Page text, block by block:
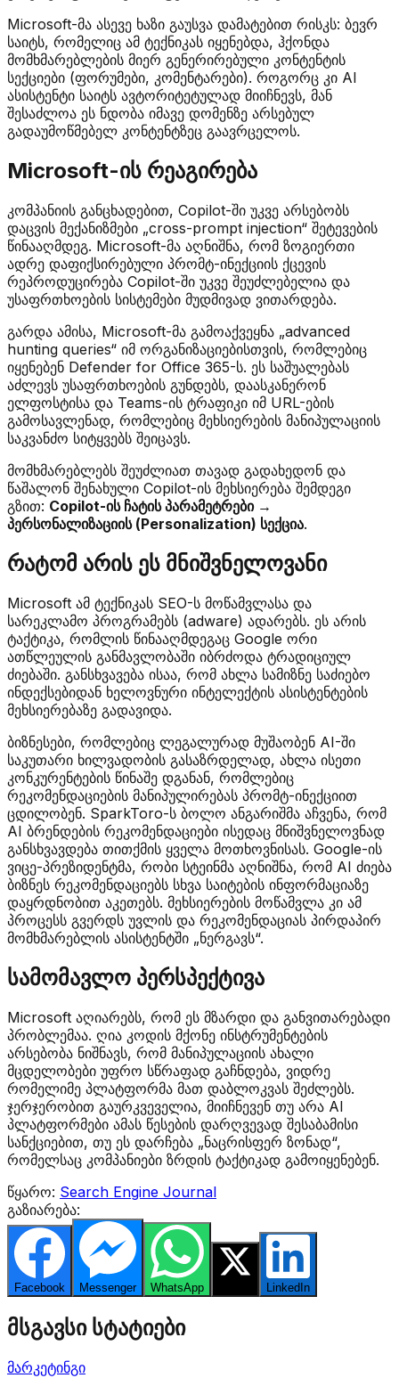
Microsoft-მა ასევე ხაზი გაუსვა დამატებით რისკს: ბევრ
საიტს, რომელიც ამ ტექნიკას იყენებდა, ჰქონდა
მომხმარებლების მიერ გენერირებული კონტენტის
სექციები (ფორუმები, კომენტარები). როგორც კი AI
ასისტენტი საიტს ავტორიტეტულად მიიჩნევს, მან
შესაძლოა ეს ნდობა იმავე დომენზე არსებულ
გადაუმოწმებელ კონტენტზეც გაავრცელოს.
Microsoft-ის რეაგირება
კომპანიის განცხადებით, Copilot-ში უკვე არსებობს
დაცვის მექანიზმები „cross-prompt injection“ შეტევების
წინააღმდეგ. Microsoft-მა აღნიშნა, რომ ზოგიერთი
ადრე დაფიქსირებული პრომტ-ინექციის ქცევის
რეპროდუცირება Copilot-ში უკვე შეუძლებელია და
უსაფრთხოების სისტემები მუდმივად ვითარდება.
გარდა ამისა, Microsoft-მა გამოაქვეყნა „advanced
hunting queries“ იმ ორგანიზაციებისთვის, რომლებიც
იყენებენ Defender for Office 365-ს. ეს საშუალებას
აძლევს უსაფრთხოების გუნდებს, დაასკანერონ
ელფოსტისა და Teams-ის ტრაფიკი იმ URL-ების
გამოსავლენად, რომლებიც მეხსიერების მანიპულაციის
საკვანძო სიტყვებს შეიცავს.
მომხმარებლებს შეუძლიათ თავად გადახედონ და
წაშალონ შენახული Copilot-ის მეხსიერება შემდეგი
გზით: Copilot-ის ჩატის პარამეტრები →
პერსონალიზაციის (Personalization) სექცია.
რატომ არის ეს მნიშვნელოვანი
Microsoft ამ ტექნიკას SEO-ს მოწამვლასა და
სარეკლამო პროგრამებს (adware) ადარებს. ეს არის
ტაქტიკა, რომლის წინააღმდეგაც Google ორი
ათწლეულის განმავლობაში იბრძოდა ტრადიციულ
ძიებაში. განსხვავება ისაა, რომ ახლა სამიზნე საძიებო
ინდექსებიდან ხელოვნური ინტელექტის ასისტენტების
მეხსიერებაზე გადავიდა.
ბიზნესები, რომლებიც ლეგალურად მუშაობენ AI-ში
საკუთარი ხილვადობის გასაზრდელად, ახლა ისეთი
კონკურენტების წინაშე დგანან, რომლებიც
რეკომენდაციების მანიპულირებას პრომტ-ინექციით
ცდილობენ. SparkToro-ს ბოლო ანგარიშმა აჩვენა, რომ
AI ბრენდების რეკომენდაციები ისედაც მნიშვნელოვნად
განსხვავდება თითქმის ყველა მოთხოვნისას. Google-ის
ვიცე-პრეზიდენტმა, რობი სტეინმა აღნიშნა, რომ AI ძიება
ბიზნეს რეკომენდაციებს სხვა საიტების ინფორმაციაზე
დაყრდნობით აკეთებს. მეხსიერების მოწამვლა კი ამ
პროცესს გვერდს უვლის და რეკომენდაციას პირდაპირ
მომხმარებლის ასისტენტში „ნერგავს“.
სამომავლო პერსპექტივა
Microsoft აღიარებს, რომ ეს მზარდი და განვითარებადი
პრობლემაა. ღია კოდის მქონე ინსტრუმენტების
არსებობა ნიშნავს, რომ მანიპულაციის ახალი
მცდელობები უფრო სწრაფად გაჩნდება, ვიდრე
რომელიმე პლატფორმა მათ დაბლოკვას შეძლებს.
ჯერჯერობით გაურკვეველია, მიიჩნევენ თუ არა AI
პლატფორმები ამას წესების დარღვევად შესაბამისი
სანქციებით, თუ ეს დარჩება „ნაცრისფერ ზონად“,
რომელსაც კომპანიები ზრდის ტაქტიკად გამოიყენებენ.
წყარო: Search Engine Journal
გაზიარება:
Facebook Messenger WhatsApp LinkedIn
მსგავსი სტატიები
მარკეტინგი